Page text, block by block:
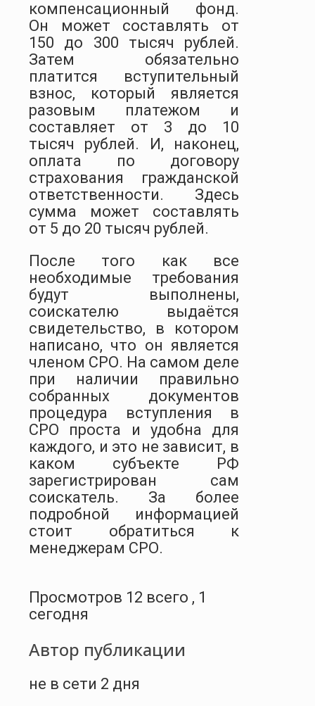
компенсационный фонд.
Он может составлять от
150 до 300 тысяч рублей.
Затем обязательно
платится вступительный
взнос, который является
разовым платежом и
составляет от 3 до 10
тысяч рублей. И, наконец,
оплата по договору
страхования гражданской
ответственности. Здесь
сумма может составлять
от 5 до 20 тысяч рублей.
После того как все
необходимые требования
будут выполнены,
соискателю выдаётся
свидетельство, в котором
написано, что он является
членом СРО. На самом деле
при наличии правильно
собранных документов
процедура вступления в
СРО проста и удобна для
каждого, и это не зависит, в
каком субъекте РФ
зарегистрирован сам
соискатель. За более
подробной информацией
стоит обратиться к
менеджерам СРО.
Просмотров 12 всего , 1
сегодня
Автор публикации
не в сети 2 дня